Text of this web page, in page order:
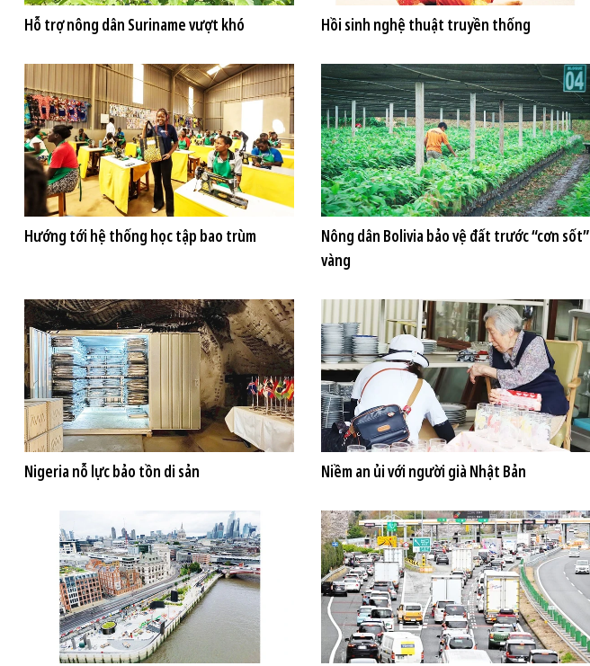
Hỗ trợ nông dân Suriname vượt khó Hồi sinh nghệ thuật truyền thống
Hướng tới hệ thống học tập bao trùm
Nông dân Bolivia bảo vệ đất trước “cơn sốt”
vàng
Nigeria nỗ lực bảo tồn di sản Niềm an ủi với người già Nhật Bản